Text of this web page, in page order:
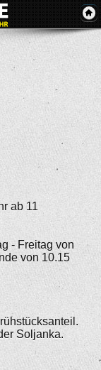
ab 11
- Freitag von
von 10.15
Soljanka.